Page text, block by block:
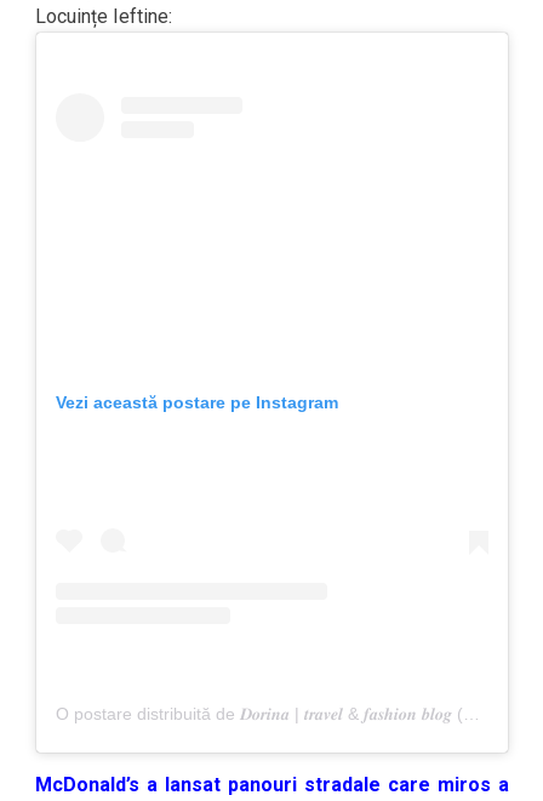
Locuințe Ieftine:
Vezi această postare pe Instagram
McDonald’s a lansat panouri stradale care miros a